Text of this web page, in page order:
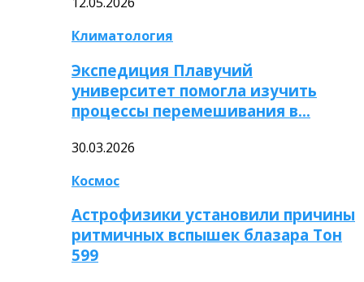
Климатология
Экспедиция Плавучий
университет помогла изучить
процессы перемешивания в…
30.03.2026
Космос
Астрофизики установили причины
ритмичных вспышек блазара Тон
599